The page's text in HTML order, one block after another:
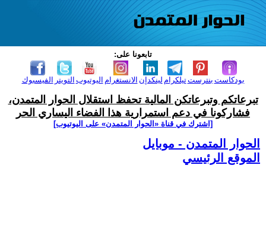
تابعونا على:
الفيسبوك التويتر اليوتيوب الانستغرام لينكدإن تيلكرامبنترست بودكاست
تبرعاتكم وتبرعاتكن المالية تحفظ استقلال الحوار المتمدن،
فشاركونا في دعم استمرارية هذا الفضاء اليساري الحر
[اشترك في قناة ‫«الحوار المتمدن» على اليوتيوب]
الحوار المتمدن - موبايل
الموقع الرئيسي